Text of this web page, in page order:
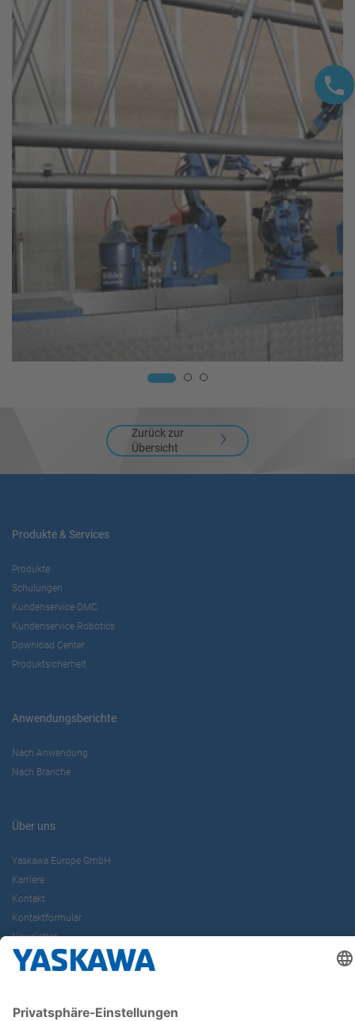
Zurück zur
Übersicht
Produkte & Services
Produkte
Schulungen
Kundenservice DMC
Kundenservice Robotics
Download Center
Produktsicherheit
Anwendungsberichte
Nach Anwendung
Nach Branche
Über uns
Yaskawa Europe GmbH
Karriere
Kontakt
Kontaktformular
Newsletter